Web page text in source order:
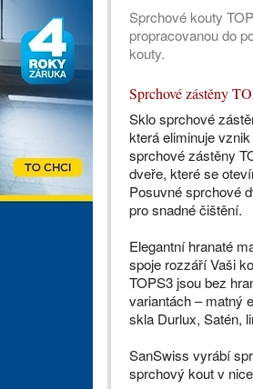
Sprchové kouty
propracovanou do
kouty.
Sprchové zástěny
Sklo sprchové
která eliminuje
sprchové zástěny
dveře, které se
Posuvné sprchové
pro snadné čištění.
Elegantní hranaté
spoje rozzáří Vaši
TOPS3 jsou bez
variantách – matný
skla Durlux, Satén,
SanSwiss vyrábí
sprchový kout v